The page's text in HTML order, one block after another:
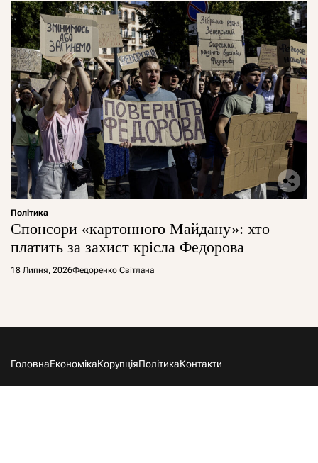
Політика
Спонсори «картонного Майдану»: хто
платить за захист крісла Федорова
18 Липня, 2026Федоренко Світлана
ГоловнаЕкономікаКорупціяПолітикаКонтакти